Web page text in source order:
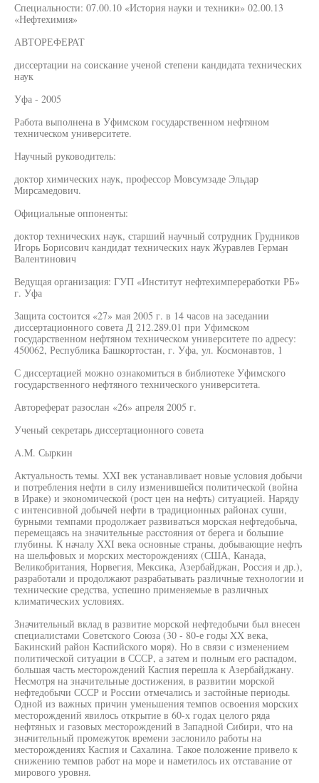
Специальности: 07.00.10 «История науки и техники» 02.00.13
«Нефтехимия»
АВТОРЕФЕРАТ
диссертации на соискание ученой степени кандидата технических
наук
Уфа - 2005
Работа выполнена в Уфимском государственном нефтяном
техническом университете.
Научный руководитель:
доктор химических наук, профессор Мовсумзаде Эльдар
Мирсамедович.
Официальные оппоненты:
доктор технических наук, старший научный сотрудник Грудников
Игорь Борисович кандидат технических наук Журавлев Герман
Валентинович
Ведущая организация: ГУП «Институт нефтехимпереработки РБ»
г. Уфа
Защита состоится «27» мая 2005 г. в 14 часов на заседании
диссертационного совета Д 212.289.01 при Уфимском
государственном нефтяном техническом университете по адресу:
450062, Республика Башкортостан, г. Уфа, ул. Космонавтов, 1
С диссертацией можно ознакомиться в библиотеке Уфимского
государственного нефтяного технического университета.
Автореферат разослан «26» апреля 2005 г.
Ученый секретарь диссертационного совета
A.M. Сыркин
Актуальность темы. XXI век устанавливает новые условия добычи
и потребления нефти в силу изменившейся политической (война
в Ираке) и экономической (рост цен на нефть) ситуацией. Наряду
с интенсивной добычей нефти в традиционных районах суши,
бурными темпами продолжает развиваться морская нефтедобыча,
перемещаясь на значительные расстояния от берега и большие
глубины. К началу XXI века основные страны, добывающие нефть
на шельфовых и морских месторождениях (США, Канада,
Великобритания, Норвегия, Мексика, Азербайджан, Россия и др.),
разработали и продолжают разрабатывать различные технологии и
технические средства, успешно применяемые в различных
климатических условиях.
Значительный вклад в развитие морской нефтедобычи был внесен
специалистами Советского Союза (30 - 80-е годы XX века,
Бакинский район Каспийского моря). Но в связи с изменением
политической ситуации в СССР, а затем и полным его распадом,
большая часть месторождений Каспия перешла к Азербайджану.
Несмотря на значительные достижения, в развитии морской
нефтедобычи СССР и России отмечались и застойные периоды.
Одной из важных причин уменьшения темпов освоения морских
месторождений явилось открытие в 60-х годах целого ряда
нефтяных и газовых месторождений в Западной Сибири, что на
значительный промежуток времени заслонило работы на
месторождениях Каспия и Сахалина. Такое положение привело к
снижению темпов работ на море и наметилось их отставание от
мирового уровня.